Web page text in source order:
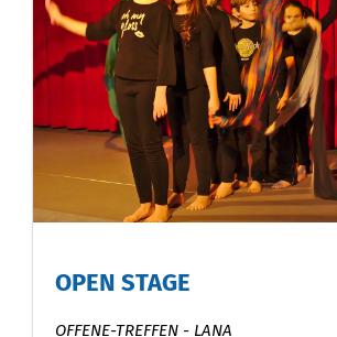
OPEN STAGE
OFFENE-TREFFEN - LANA